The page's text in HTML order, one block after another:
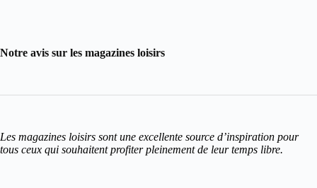
Notre avis sur les magazines loisirs
Les magazines loisirs sont une excellente source d’inspiration pour
tous ceux qui souhaitent profiter pleinement de leur temps libre.